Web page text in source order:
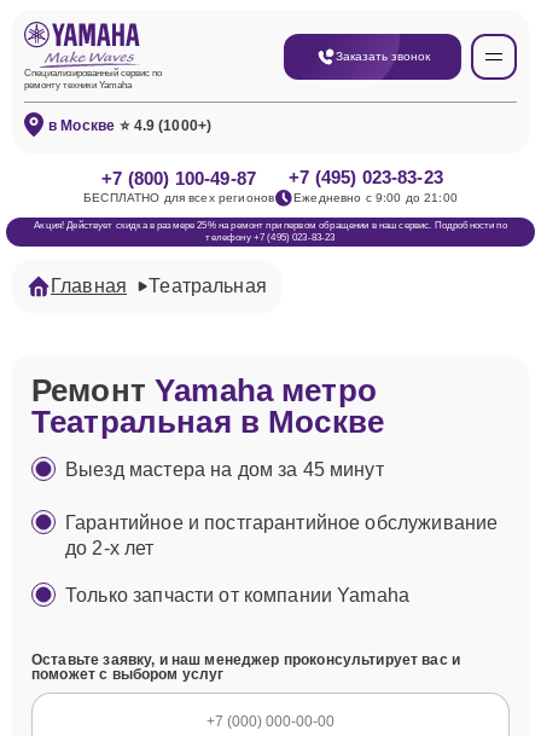
Специализированный сервис по
ремонту техники Yamaha
Заказать звонок
в Москве ⭐ 4.9 (1000+)
+7 (800) 100-49-87
БЕСПЛАТНО для всех регионов
+7 (495) 023-83-23
Ежедневно с 9:00 до 21:00
Акция! Действует скидка в размере 25% на ремонт при первом обращении в наш сервис. Подробности по
телефону +7 (495) 023-83-23
Главная Театральная
РемонтYamaha метро
Театральная в Москве
Выезд мастера на дом за 45 минут
Гарантийное и постгарантийное обслуживание
до 2-х лет
Только запчасти от компании Yamaha
Оставьте заявку, и наш менеджер проконсультирует вас и
поможет с выбором услуг